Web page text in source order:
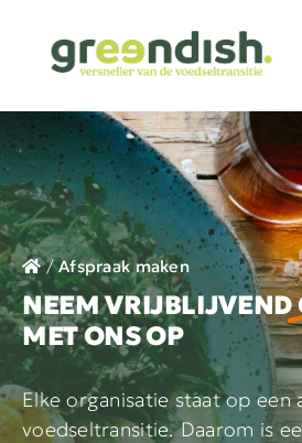
inhoud
AANPAK
SUCCESVERHALEN
OVER GREENDISH
CONTACT
MENUKAART
GREENDISH GUIDELINES
/Afspraak maken
NEEM VRIJBLIJVEND
MET ONS OP
Elke organisatie staat op een
voedseltransitie. Daarom is